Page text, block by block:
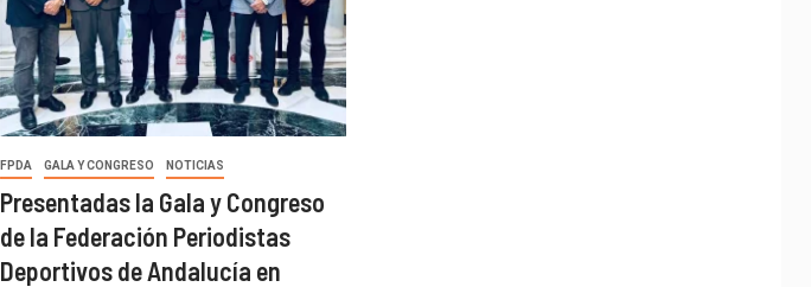
FPDA GALA Y CONGRESO NOTICIAS
Presentadas la Gala y Congreso
de la Federación Periodistas
Deportivos de Andalucía en